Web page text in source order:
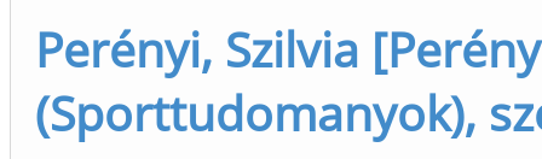
Perényi, Szilvia
(Sporttudomanyok),